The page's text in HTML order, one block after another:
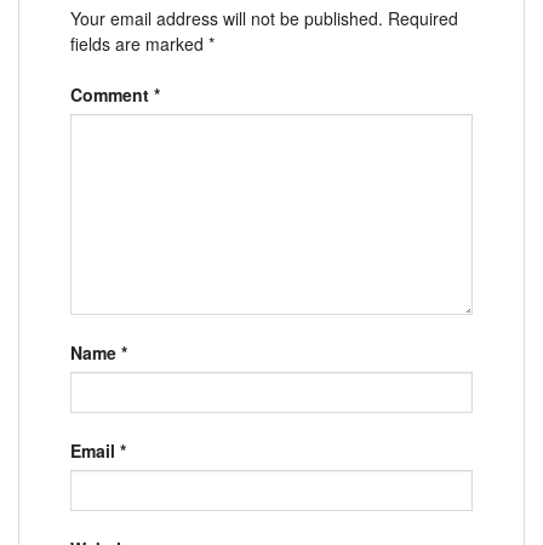
Your email address will not be published. Required
fields are marked *
Comment *
Name *
Email *